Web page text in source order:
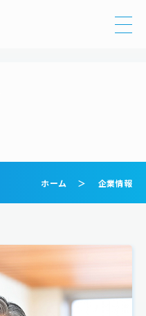
ホーム 企業情報